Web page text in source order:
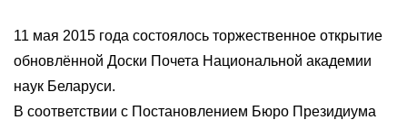
11 мая 2015 года состоялось торжественное открытие
обновлённой Доски Почета Национальной академии
наук Беларуси.
В соответствии с Постановлением Бюро Президиума